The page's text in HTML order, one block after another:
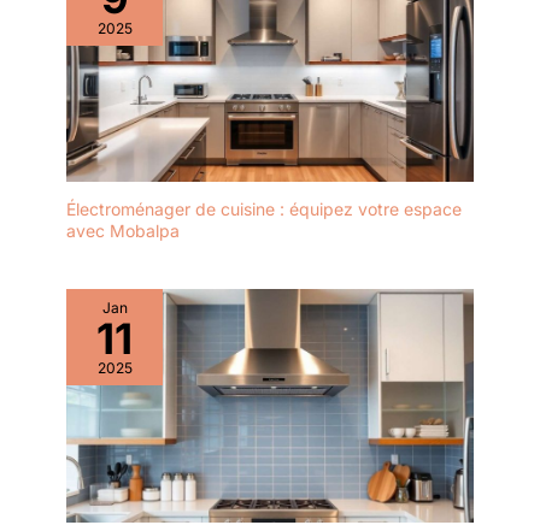
2025
Électroménager de cuisine : équipez votre espace
avec Mobalpa
Jan
11
2025